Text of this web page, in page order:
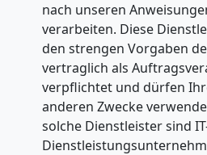
nach unseren
verarbeiten. Diese
den strengen Vorgaben
vertraglich als
verpflichtet und dürfen
anderen Zwecke
solche Dienstleister sind
Kleiner
Umzug
Steyr